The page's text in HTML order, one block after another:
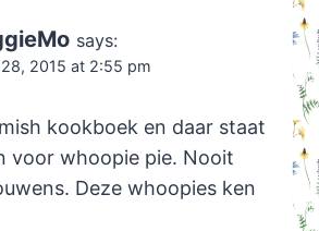
says:
2015 at 2:55 pm
kookboek en daar staat
voor whoopie pie. Nooit
Deze whoopies ken